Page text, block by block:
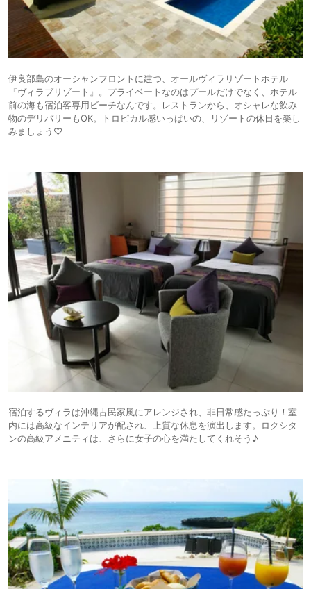
伊良部島のオーシャンフロントに建つ、オールヴィラリゾートホテル
『ヴィラブリゾート』。プライベートなのはプールだけでなく、ホテル
前の海も宿泊客専用ビーチなんです。レストランから、オシャレな飲み
物のデリバリーもOK。トロピカル感いっぱいの、リゾートの休日を楽し
みましょう♡
宿泊するヴィラは沖縄古民家風にアレンジされ、非日常感たっぷり！室
内には高級なインテリアが配され、上質な休息を演出します。ロクシタ
ンの高級アメニティは、さらに女子の心を満たしてくれそう♪